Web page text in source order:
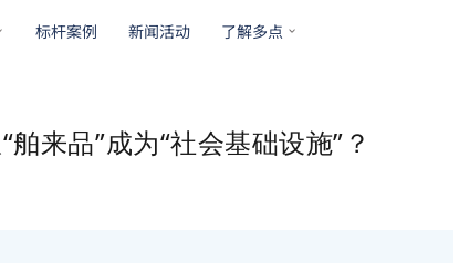
标杆案例 新闻活动 了解多点
来品”成为“社会基础设施”？